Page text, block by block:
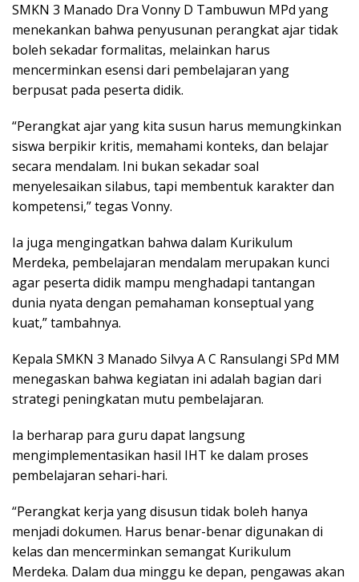
SMKN 3 Manado Dra Vonny D Tambuwun MPd yang
menekankan bahwa penyusunan perangkat ajar tidak
boleh sekadar formalitas, melainkan harus
mencerminkan esensi dari pembelajaran yang
berpusat pada peserta didik.
“Perangkat ajar yang kita susun harus memungkinkan
siswa berpikir kritis, memahami konteks, dan belajar
secara mendalam. Ini bukan sekadar soal
menyelesaikan silabus, tapi membentuk karakter dan
kompetensi,” tegas Vonny.
Ia juga mengingatkan bahwa dalam Kurikulum
Merdeka, pembelajaran mendalam merupakan kunci
agar peserta didik mampu menghadapi tantangan
dunia nyata dengan pemahaman konseptual yang
kuat,” tambahnya.
Kepala SMKN 3 Manado Silvya A C Ransulangi SPd MM
menegaskan bahwa kegiatan ini adalah bagian dari
strategi peningkatan mutu pembelajaran.
Ia berharap para guru dapat langsung
mengimplementasikan hasil IHT ke dalam proses
pembelajaran sehari-hari.
“Perangkat kerja yang disusun tidak boleh hanya
menjadi dokumen. Harus benar-benar digunakan di
kelas dan mencerminkan semangat Kurikulum
Merdeka. Dalam dua minggu ke depan, pengawas akan